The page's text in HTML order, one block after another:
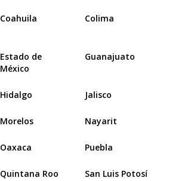
Coahuila Colima
Estado de
México
Guanajuato
Hidalgo Jalisco
Morelos Nayarit
Oaxaca Puebla
Quintana Roo San Luis Potosí